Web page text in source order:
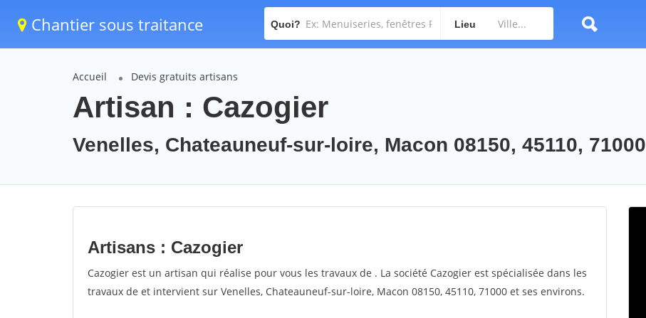
Chantier sous traitance Quoi? Lieu
Accueil Devis gratuits artisans
Artisan : Cazogier
Venelles, Chateauneuf-sur-loire, Macon 08150, 45110, 71000
Artisans : Cazogier
Cazogier est un artisan qui réalise pour vous les travaux de . La société Cazogier est spécialisée dans les
travaux de et intervient sur Venelles, Chateauneuf-sur-loire, Macon 08150, 45110, 71000 et ses environs.